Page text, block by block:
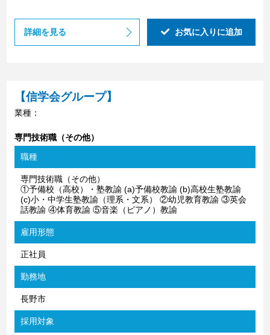
詳細を見る お気に入りに追加
【信学会グループ】
業種：
専門技術職（その他）
職種
専門技術職（その他）
①予備校（高校）・塾教諭 (a)予備校教諭 (b)高校生塾教諭
(c)小・中学生塾教諭（理系・文系） ②幼児教育教諭 ③英会
話教諭 ④体育教諭 ⑤音楽（ピアノ）教諭
雇用形態
正社員
勤務地
長野市
採用対象